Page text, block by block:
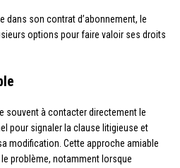
dans son contrat d’abonnement, le
options pour faire valoir ses droits
souvent à contacter directement le
pour signaler la clause litigieuse et
modification. Cette approche amiable
problème, notamment lorsque